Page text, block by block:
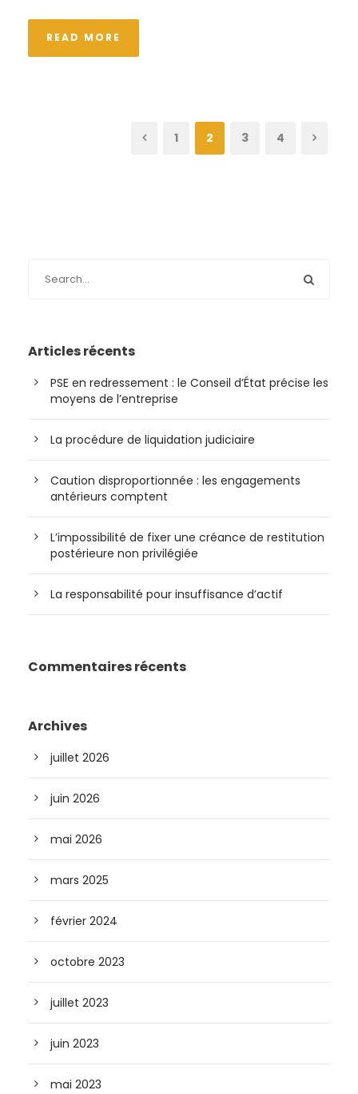
READ MORE
1 2 3 4
Articles récents
PSE en redressement : le Conseil d’État précise les
moyens de l’entreprise
La procédure de liquidation judiciaire
Caution disproportionnée : les engagements
antérieurs comptent
L’impossibilité de fixer une créance de restitution
postérieure non privilégiée
La responsabilité pour insuffisance d’actif
Commentaires récents
Archives
juillet 2026
juin 2026
mai 2026
mars 2025
février 2024
octobre 2023
juillet 2023
juin 2023
mai 2023